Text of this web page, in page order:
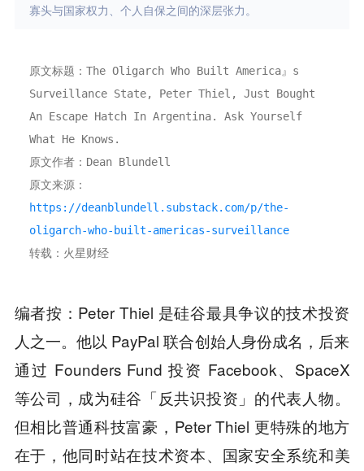
寡头与国家权力、个人自保之间的深层张力。
原文标题：The Oligarch Who Built America』s
Surveillance State, Peter Thiel, Just Bought
An Escape Hatch In Argentina. Ask Yourself
What He Knows.
原文作者：Dean Blundell
原文来源：
https://deanblundell.substack.com/p/the-
oligarch-who-built-americas-surveillance
转载：火星财经
编者按：Peter Thiel 是硅谷最具争议的技术投资
人之一。他以 PayPal 联合创始人身份成名，后来
通过 Founders Fund 投资 Facebook、SpaceX
等公司，成为硅谷「反共识投资」的代表人物。
但相比普通科技富豪，Peter Thiel 更特殊的地方
在于，他同时站在技术资本、国家安全系统和美